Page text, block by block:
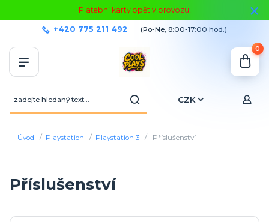
Platební karty opět v provozu!
CZK
+420 775 211 492 (Po-Ne, 8:00-17:00 hod.)
0
Úvod Playstation Playstation 3 Příslušenství
Příslušenství